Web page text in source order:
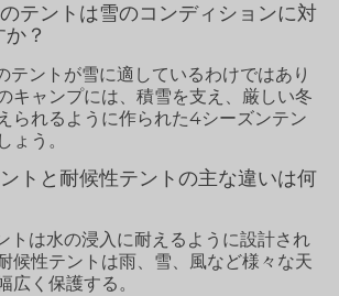
テントは雪のコンディションに対
？
テントが雪に適しているわけではあり
キャンプには、積雪を支え、厳しい冬
られるように作られた4シーズンテン
ょう。
トと耐候性テントの主な違いは何
トは水の浸入に耐えるように設計され
候性テントは雨、雪、風など様々な天
広く保護する。